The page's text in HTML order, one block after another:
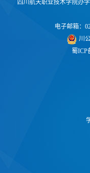
四川航天职业技术学院办
电子邮箱：
川
蜀ICP